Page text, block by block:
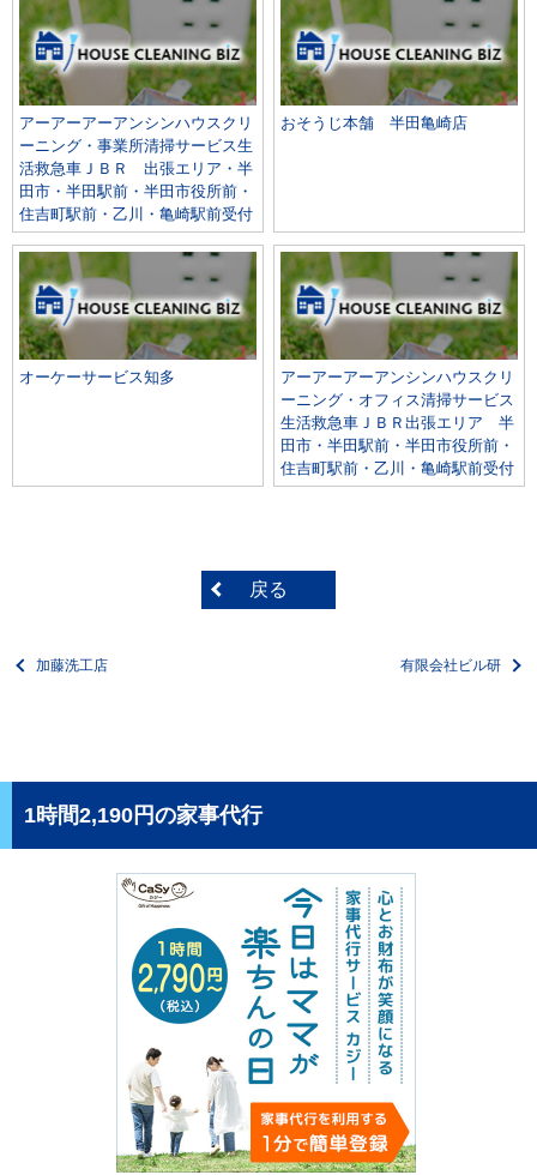
アーアーアーアンシンハウスクリ
ーニング・事業所清掃サービス生
活救急車ＪＢＲ 出張エリア・半
田市・半田駅前・半田市役所前・
住吉町駅前・乙川・亀崎駅前受付
おそうじ本舗 半田亀崎店
オーケーサービス知多
アーアーアーアンシンハウスクリ
ーニング・オフィス清掃サービス
生活救急車ＪＢＲ出張エリア 半
田市・半田駅前・半田市役所前・
住吉町駅前・乙川・亀崎駅前受付
戻る
加藤洗工店 有限会社ビル研
1時間2,190円の家事代行